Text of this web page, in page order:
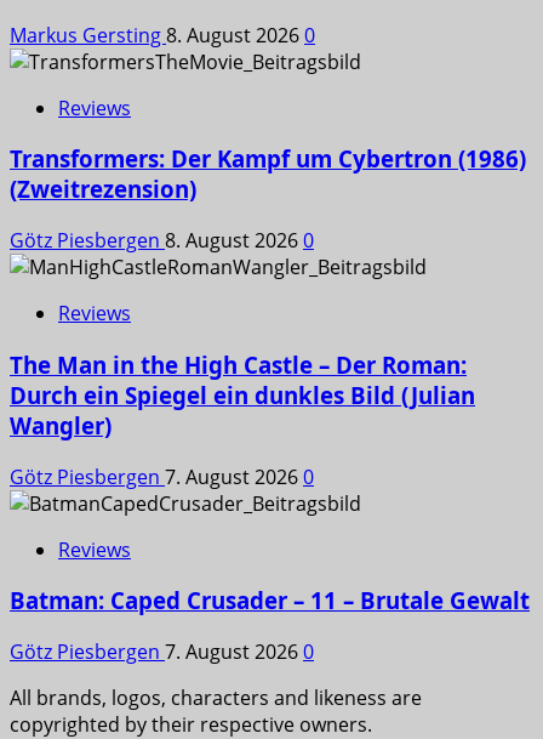
Markus Gersting8. August 20260
Reviews
Transformers: Der Kampf um Cybertron (1986)
(Zweitrezension)
Götz Piesbergen 8. August 20260
Reviews
The Man in the High Castle – Der Roman:
Durch ein Spiegel ein dunkles Bild (Julian
Wangler)
Götz Piesbergen 7. August 20260
Reviews
Batman: Caped Crusader – 11 – Brutale Gewalt
Götz Piesbergen 7. August 20260
All brands, logos, characters and likeness are
copyrighted by their respective owners.